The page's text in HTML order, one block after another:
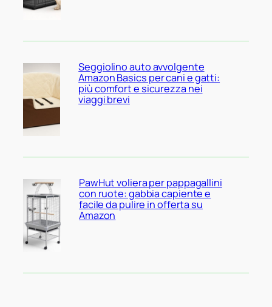
Seggiolino auto avvolgente
Amazon Basics per cani e gatti:
più comfort e sicurezza nei
viaggi brevi
PawHut voliera per pappagallini
con ruote: gabbia capiente e
facile da pulire in offerta su
Amazon